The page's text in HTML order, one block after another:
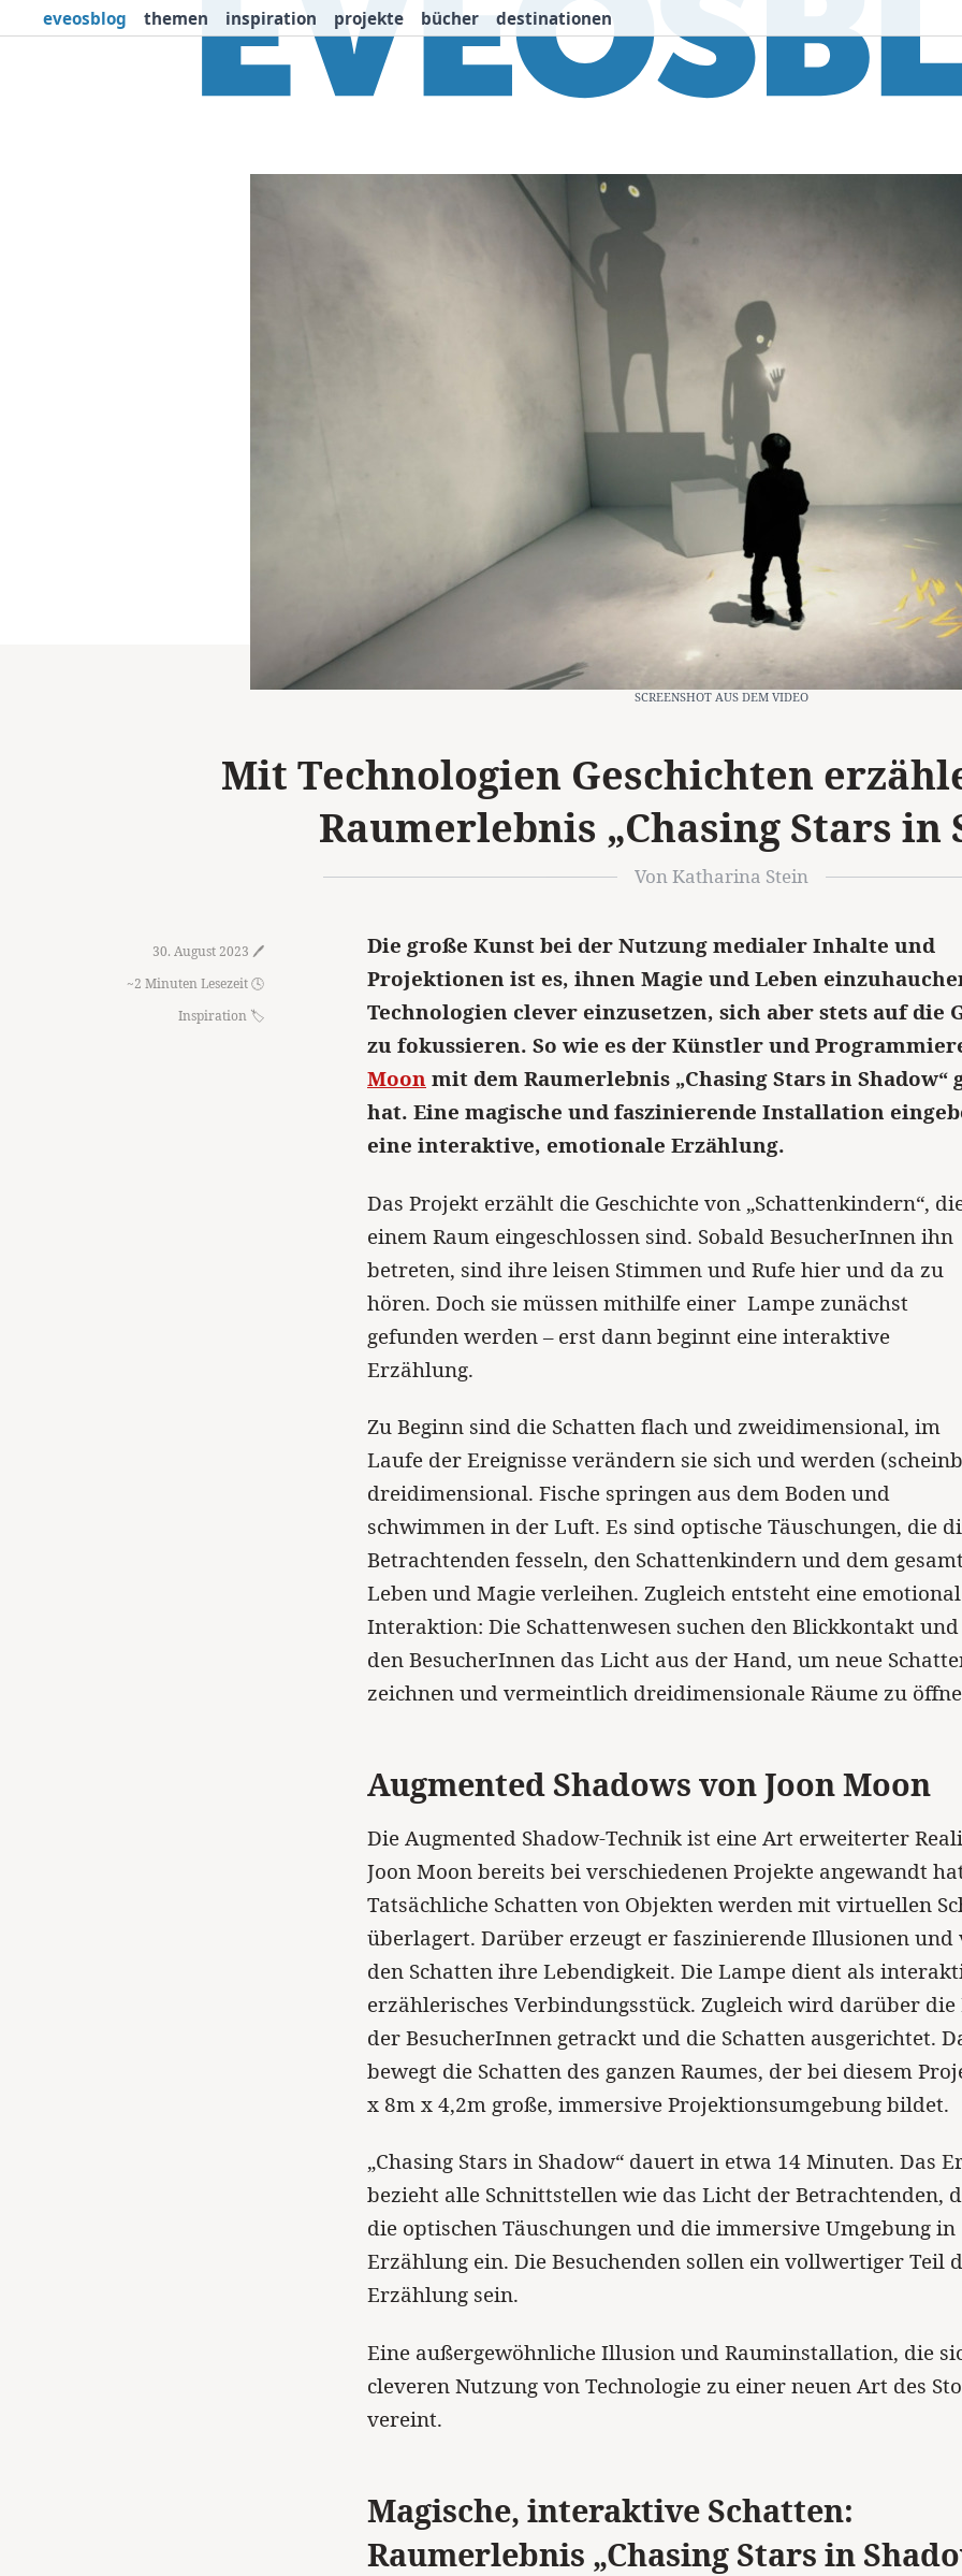
eveosblog themen inspiration projekte bücher destinationen
Projekte Inspiration Destinationen Über uns
SCREENSHOT AUS DEM VIDEO
Mit Technologien Geschichten
Raumerlebnis „Chasing Stars in
Von Katharina Stein
30. August 2023 🖊️
~2 Minuten Lesezeit 🕓
Inspiration
Die große Kunst bei der Nutzung medialer Inhalte und
Projektionen ist es, ihnen Magie und Leben
Technologien clever einzusetzen, sich aber stets auf die
zu fokussieren. So wie es der Künstler und
Moon mit dem Raumerlebnis „Chasing Stars in Shadow“
hat. Eine magische und faszinierende Installation
eine interaktive, emotionale Erzählung.
Das Projekt erzählt die Geschichte von „Schattenkindern“,
einem Raum eingeschlossen sind. Sobald BesucherInnen ihn
betreten, sind ihre leisen Stimmen und Rufe hier und da zu
hören. Doch sie müssen mithilfe einer Lampe zunächst
gefunden werden – erst dann beginnt eine interaktive
Erzählung.
Zu Beginn sind die Schatten flach und zweidimensional, im
Laufe der Ereignisse verändern sie sich und werden
dreidimensional. Fische springen aus dem Boden und
schwimmen in der Luft. Es sind optische Täuschungen, die
Betrachtenden fesseln, den Schattenkindern und dem
Leben und Magie verleihen. Zugleich entsteht eine
Interaktion: Die Schattenwesen suchen den Blickkontakt
den BesucherInnen das Licht aus der Hand, um neue
zeichnen und vermeintlich dreidimensionale Räume zu
Augmented Shadows von Joon Moon
Die Augmented Shadow-Technik ist eineArt erweiterter
Joon Moon bereits bei verschiedenen Projekte angewandt
Tatsächliche Schatten von Objekten werden mit virtuellen
überlagert. Darüber erzeugt er faszinierende Illusionen
den Schatten ihre Lebendigkeit. Die Lampe dient als
erzählerisches Verbindungsstück. Zugleich wird darüber die
der BesucherInnen getrackt und die Schatten ausgerichtet.
bewegt die Schatten des ganzen Raumes, der bei diesem
x 8m x 4,2m große, immersive Projektionsumgebung bildet.
„Chasing Stars in Shadow“ dauert in etwa 14 Minuten. Das
bezieht alle Schnittstellen wie das Licht der Betrachtenden,
die optischen Täuschungen und die immersive Umgebung in
Erzählung ein. Die Besuchenden sollen ein vollwertiger Teil
Erzählung sein.
Eine außergewöhnliche Illusion und Rauminstallation, die
cleveren Nutzung von Technologie zu einer neuen Art des
vereint.
Magische, interaktive Schatten:
Raumerlebnis „Chasing Stars in